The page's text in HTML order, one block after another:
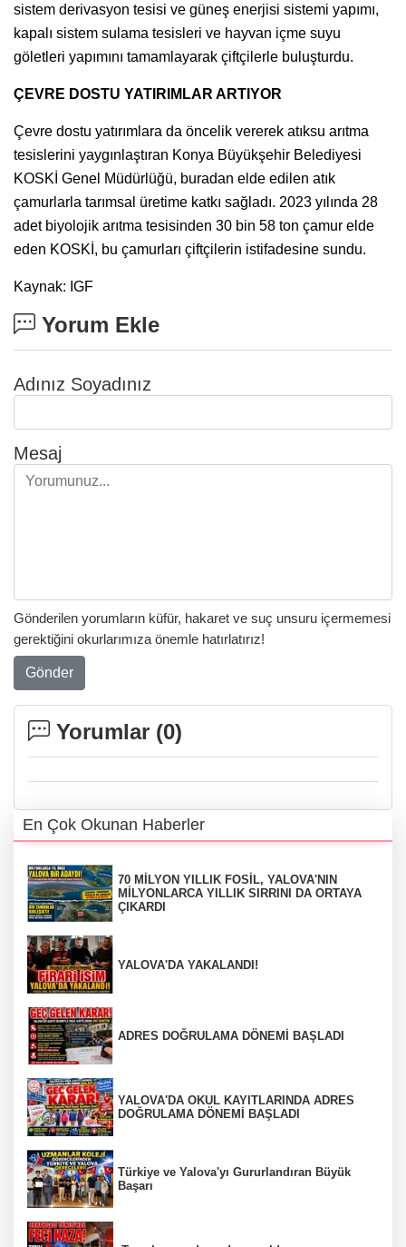
sistem derivasyon tesisi ve güneş enerjisi sistemi yapımı,
kapalı sistem sulama tesisleri ve hayvan içme suyu
göletleri yapımını tamamlayarak çiftçilerle buluşturdu.
ÇEVRE DOSTU YATIRIMLAR ARTIYOR
Çevre dostu yatırımlara da öncelik vererek atıksu arıtma
tesislerini yaygınlaştıran Konya Büyükşehir Belediyesi
KOSKİ Genel Müdürlüğü, buradan elde edilen atık
çamurlarla tarımsal üretime katkı sağladı. 2023 yılında 28
adet biyolojik arıtma tesisinden 30 bin 58 ton çamur elde
eden KOSKİ, bu çamurları çiftçilerin istifadesine sundu.
Kaynak: IGF
Yorum Ekle
Adınız Soyadınız
Mesaj
Gönderilen yorumların küfür, hakaret ve suç unsuru içermemesi
gerektiğini okurlarımıza önemle hatırlatırız!
Gönder
Yorumlar (0)
En Çok Okunan Haberler
70 MİLYON YILLIK FOSİL, YALOVA'NIN
MİLYONLARCA YILLIK SIRRINI DA ORTAYA
ÇIKARDI
YALOVA'DA YAKALANDI!
ADRES DOĞRULAMA DÖNEMİ BAŞLADI
YALOVA'DA OKUL KAYITLARINDA ADRES
DOĞRULAMA DÖNEMİ BAŞLADI
Türkiye ve Yalova'yı Gururlandıran Büyük
Başarı